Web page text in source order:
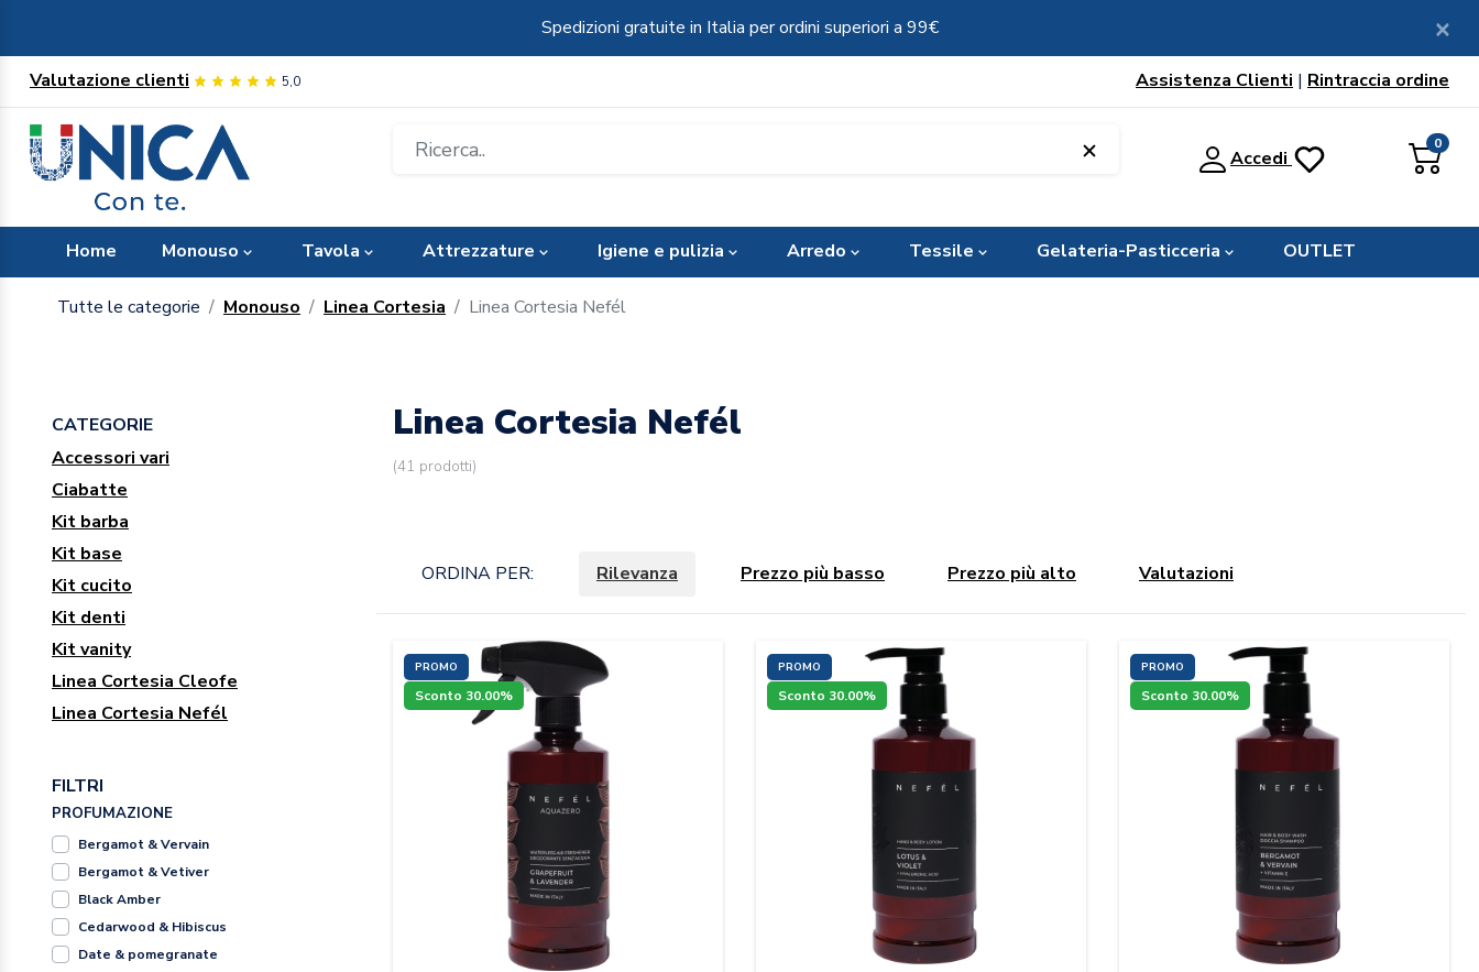
Spedizioni gratuite in Italia per ordini superiori a 99€
Valutazione clienti 5,0 Assistenza Clienti | Rintraccia ordine
0
Accedi
Home Monouso Tavola Attrezzature Igiene e pulizia Arredo Tessile Gelateria-Pasticceria OUTLET
Tutte le categorie Monouso Linea Cortesia Linea Cortesia Nefél
CATEGORIE
Accessori vari
Ciabatte
Kit barba
Kit base
Kit cucito
Kit denti
Kit vanity
Linea Cortesia Cleofe
Linea Cortesia Nefél
FILTRI
PROFUMAZIONE
Bergamot & Vervain
Bergamot & Vetiver
Black Amber
Cedarwood & Hibiscus
Date & pomegranate
Linea Cortesia Nefél
(41 prodotti)
ORDINA PER: Rilevanza Prezzo più basso Prezzo più alto Valutazioni
PROMO
Sconto 30.00%
PROMO
Sconto 30.00%
PROMO
Sconto 30.00%